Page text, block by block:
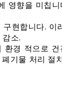
영향을 미칩
현합니다. 이
소.
경 적으로
기물 처리 절